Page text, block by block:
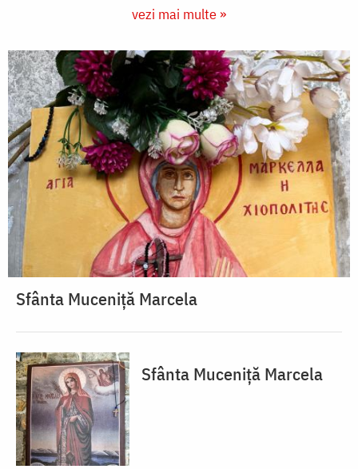
vezi mai multe »
Sfânta Muceniță Marcela
Sfânta Muceniță Marcela